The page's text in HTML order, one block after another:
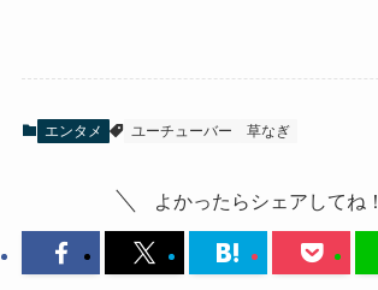
エンタメ ユーチューバー 草なぎ
よかったらシェアしてね！